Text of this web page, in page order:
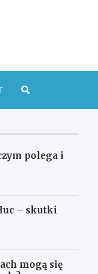
polega i
– skutki
mogą się